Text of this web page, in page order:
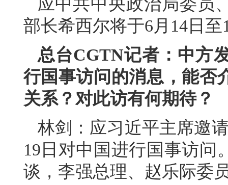
应中共中央政治局委员
部长希西尔将于6月14日
总台CGTN记者：中方
行国事访问的消息，能否
关系？对此访有何期待？
林剑：应习近平主席邀
19日对中国进行国事访问
谈，李强总理、赵乐际委